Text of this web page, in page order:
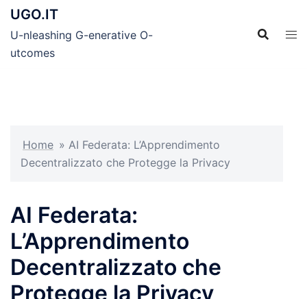
Skip
content
UGO.IT
U-nleashing G-enerative O-
utcomes
Home » AI Federata: L’Apprendimento
Decentralizzato che Protegge la Privacy
AI Federata:
L’Apprendimento
Decentralizzato che
Protegge la Privacy